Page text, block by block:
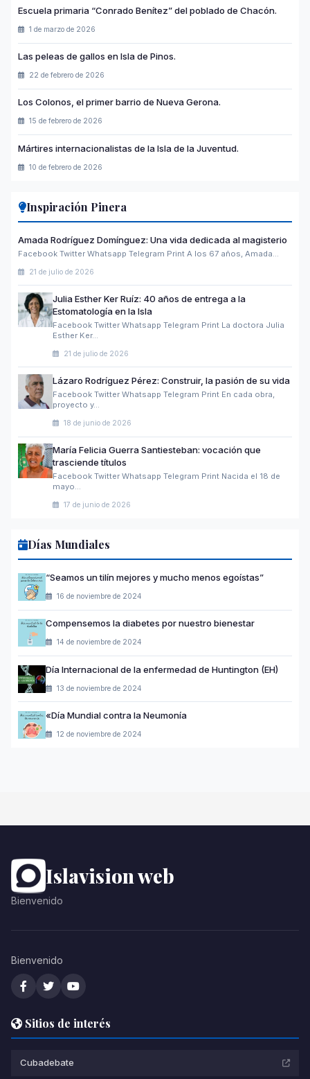
Escuela primaria “Conrado Benítez” del poblado de Chacón.
1 de marzo de 2026
Las peleas de gallos en Isla de Pinos.
22 de febrero de 2026
Los Colonos, el primer barrio de Nueva Gerona.
15 de febrero de 2026
Mártires internacionalistas de la Isla de la Juventud.
10 de febrero de 2026
Inspiración Pinera
Amada Rodríguez Domínguez: Una vida dedicada al magisterio
Facebook Twitter Whatsapp Telegram Print A los 67 años, Amada…
21 de julio de 2026
Julia Esther Ker Ruíz: 40 años de entrega a la
Estomatología en la Isla
Facebook Twitter Whatsapp Telegram Print La doctora Julia
Esther Ker…
21 de julio de 2026
Lázaro Rodríguez Pérez: Construir, la pasión de su vida
Facebook Twitter Whatsapp Telegram Print En cada obra,
proyecto y…
18 de junio de 2026
María Felicia Guerra Santiesteban: vocación que
trasciende títulos
Facebook Twitter Whatsapp Telegram Print Nacida el 18 de
mayo…
17 de junio de 2026
Días Mundiales
“Seamos un tilín mejores y mucho menos egoístas”
16 de noviembre de 2024
Compensemos la diabetes por nuestro bienestar
14 de noviembre de 2024
Día Internacional de la enfermedad de Huntington (EH)
13 de noviembre de 2024
«Día Mundial contra la Neumonía
12 de noviembre de 2024
Islavision web
Bienvenido
Bienvenido
Sitios de interés
Cubadebate